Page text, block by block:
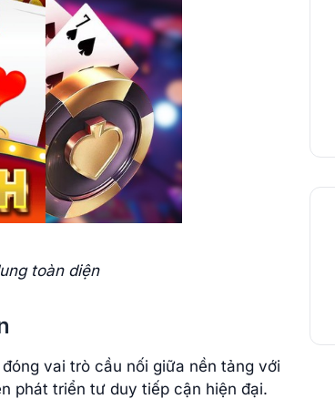
toàn diện
vai trò cầu nối giữa nền tảng với
phát triển tư duy tiếp cận hiện đại.